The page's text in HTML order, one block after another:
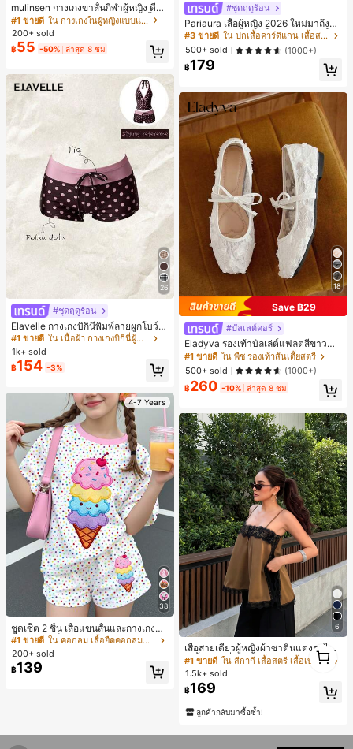
mulinsen กางเกงขาสั้นกีฬาผู้หญิง ดีไซ
น์ปลายเปิด เอวยืดหยุ่น กางเกงขาสั้น
ลำลองกีฬาฤดูร้อน ความยาว 3/4
#1 ขายดี
ใน กางเกงในผู้หญิงแบบแอคทีฟ
200+ sold
฿55 -50% ล่าสุด 8 ชม
26
#ชุดฤดูร้อน
Elavelle กางเกงบิกินี่พิมพ์ลายผูกโบว์เอ
วสูงสำหรับผู้หญิง, ฤดูใบไม้ผลิ/ฤดูร้อน
#1 ขายดี
ใน เนื้อผ้า กางเกงบิกินี่ผู้หญิง
1k+ sold
฿154 -3%
4-7 Years
38
ชุดเซ็ต 2 ชิ้น เสื้อแขนสั้นและกางเกงขา
สั้นสำหรับเด็กผู้หญิง ลายไอศกรีมฤดูร้อ
น ลายจุดสีสันสดใส สไตล์หวานครีม สไ
ตล์พักผ่อน ลายกราฟิกฤดูร้อน สบาย ชุด
เสื้อผ้าเด็กผู้หญิง Y2k คาวาอี้
#1 ขายดี
ใน คอกลม เสื้อยืดคอกลมสำหรับเด็กผู้หญิง
200+ sold
฿139
#ชุดฤดูร้อน
Pariaura เสื้อผู้หญิง 2026 ใหม่มาถึงสีข
าวถักลายลูกไม้แขนสั้นกระดุมหน้าเสื้อเ
พพลัม - เสื้อเบลาส์ฤดูร้อนที่ยืดหยุ่นสูงเ
ข้ารูปพอดีตัวสำหรับใส่ในชีวิตประจำวั
น
#3 ขายดี
ใน ปกเสื้อคาร์ดิแกน เสื้อสตรี เสื้อเบลาส์ & Tee
500+ sold
(1000+)
฿179
18
Save ฿29
#บัลเลต์คอร์
Eladyva รองเท้าบัลเล่ต์แฟลตสีขาวสำ
หรับผู้หญิงฤดูใบไม้ร่วง/ฤดูหนาว ประดั
บโบว์และปักลายดอกไม้, รองเท้าแตะรั
ดส้นตาข่ายกลวงระบายอากาศได้สีดำ
สำหรับฤดูร้อน, รองเท้าแมรี่เจนทรงหัวเ
#1 ขายดี ใน พืช รองเท้าส้นเตี้ยสตรี
500+ sold
(1000+)
฿260 -10% ล่าสุด 8 ชม
6
เสื้อสายเดี่ยวผู้หญิงผ้าซาตินแต่งลูกไม้
- เสื้อสายเดี่ยวฤดูร้อนสีคากีมีรอยผ่าด้า
นข้างที่น่าดึงดูดแบบสบายๆ
#1 ขายดี
ใน สีกากี เสื้อสตรี เสื้อเบลาส์ & Tee
1.5k+ sold
฿169
ลูกค้ากลับมาซื้อซ้ำ!
1
1